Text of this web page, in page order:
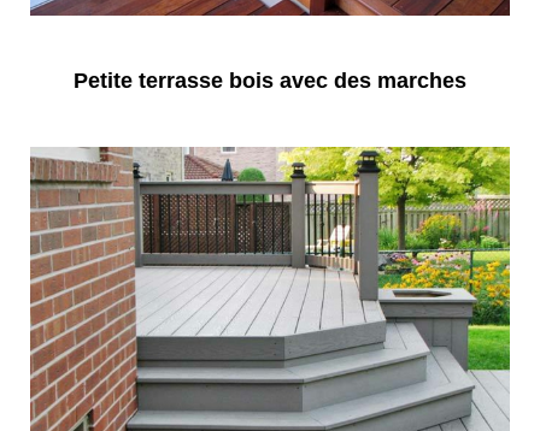
Petite terrasse bois avec des marches